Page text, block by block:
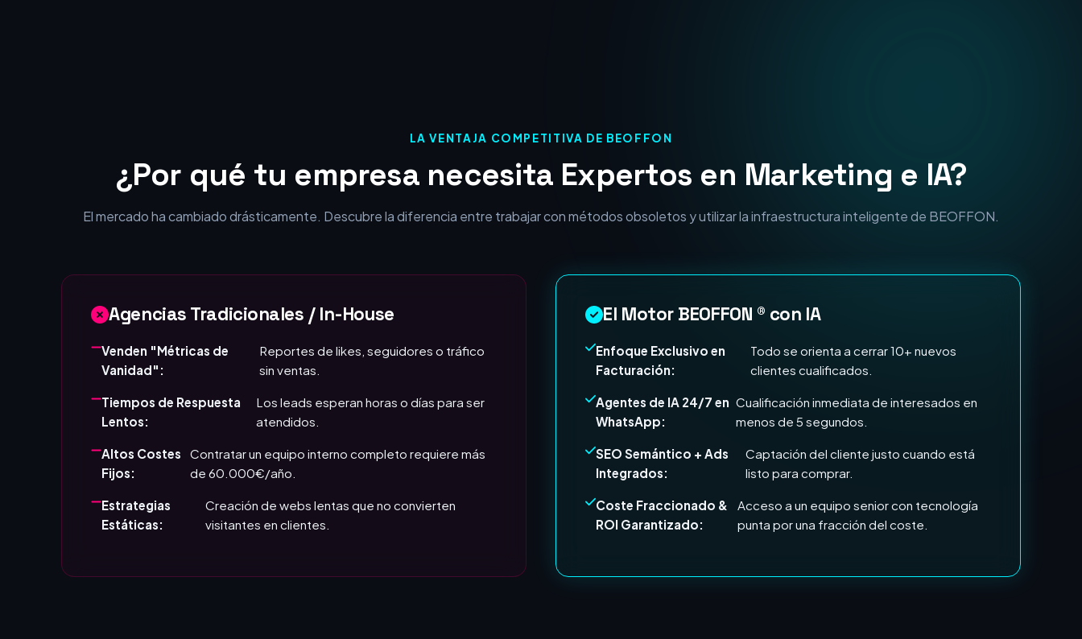
LA VENTAJA COMPETITIVA DE BEOFFON
¿Por qué tu empresa necesita Expertos en Marketing e IA?
Agencias Tradicionales / In-House
Venden "Métricas de
Vanidad":
Reportes de likes, seguidores o tráfico
sin ventas.
Tiempos de Respuesta
Lentos:
Los leads esperan horas o días para ser
atendidos.
Altos Costes
Fijos:
Contratar un equipo interno completo requiere más
de 60.000€/año.
Estáticas:
visitantes en clientes.
El Motor BEOFFON ® con IA
Enfoque Exclusivo en
Facturación:
Todo se orienta a cerrar 10+ nuevos
clientes cualificados.
Agentes de IA 24/7 en
WhatsApp:
Cualificación inmediata de interesados en
menos de 5 segundos.
SEO Semántico + Ads
Integrados:
Captación del cliente justo cuando está
listo para comprar.
ROI Garantizado:
punta por una fracción del coste.